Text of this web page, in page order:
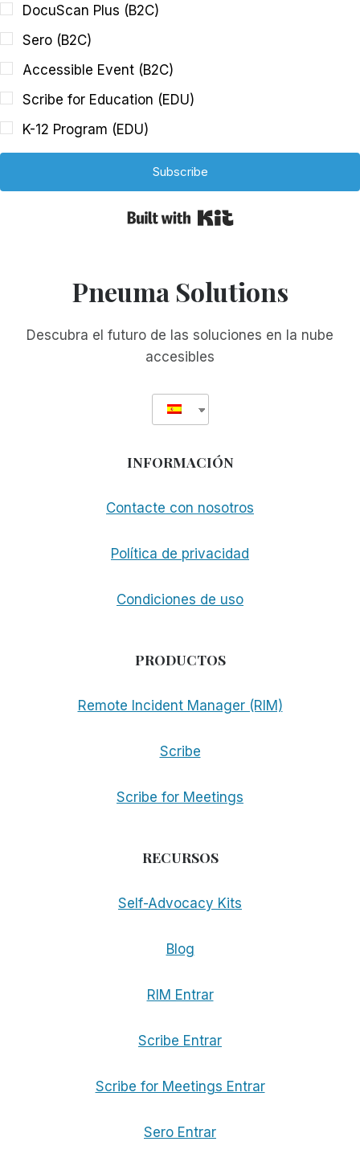
DocuScan Plus (B2C)
Sero (B2C)
Accessible Event (B2C)
Scribe for Education (EDU)
K-12 Program (EDU)
Subscribe
Pneuma Solutions
Descubra el futuro de las soluciones en la nube
accesibles
INFORMACIÓN
Contacte con nosotros
Política de privacidad
Condiciones de uso
PRODUCTOS
Remote Incident Manager (RIM)
Scribe
Scribe for Meetings
RECURSOS
Self-Advocacy Kits
Blog
RIM Entrar
Scribe Entrar
Scribe for Meetings Entrar
Sero Entrar